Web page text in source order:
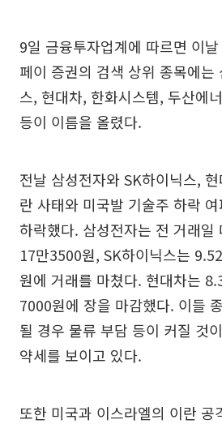
9일 금융투자업계에 따르면 이
페이 증권의 검색 상위 종목에는
스, 현대차, 한화시스템, 두산에
등이 이름을 올렸다.
전날 삼성전자와 SK하이닉스,
란 사태와 미국발 기술주 하락
하락했다. 삼성전자는 전 거래
17만3500원, SK하이닉스는
원에 거래를 마쳤다. 현대차는
7000원에 장을 마감했다. 이들
될 경우 물류 부담 등이 커질 것
약세를 보이고 있다.
또한 미국과 이스라엘의 이란 공